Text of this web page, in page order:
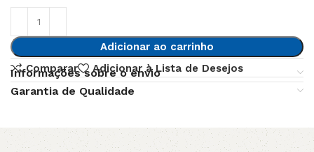
Adicionar ao carrinho
Comparar
Adicionar à Lista de Desejos
Informações sobre o envio
Garantia de Qualidade